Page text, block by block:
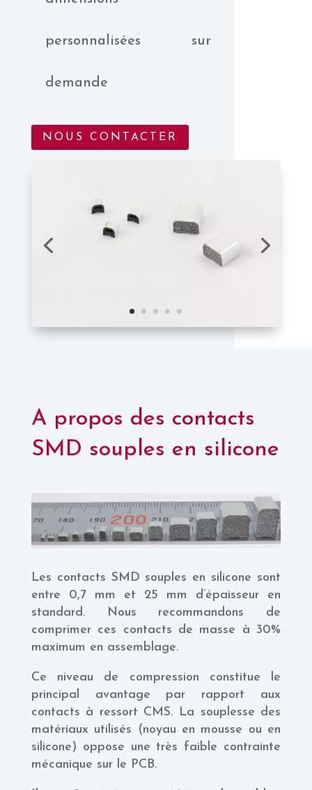
personnalisées sur
demande
NOUS CONTACTER
A propos des contacts
SMD souples en silicone
Les contacts SMD souples en silicone sont
entre 0,7 mm et 25 mm d’épaisseur en
standard. Nous recommandons de
comprimer ces contacts de masse à 30%
maximum en assemblage.
Ce niveau de compression constitue le
principal avantage par rapport aux
contacts à ressort CMS. La souplesse des
matériaux utilisés (noyau en mousse ou en
silicone) oppose une très faible contrainte
mécanique sur le PCB.